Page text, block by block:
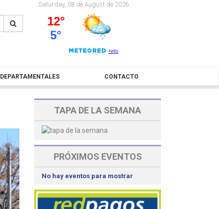
Saturday, 08 de August de 2026
DEPARTAMENTALES CONTACTO
TAPA DE LA SEMANA
PRÓXIMOS EVENTOS
No hay eventos para mostrar